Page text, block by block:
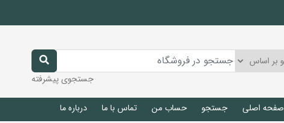
جستجوی پیشرفته
صفحه اصلی جستجو حساب من تماس با ما درباره ما